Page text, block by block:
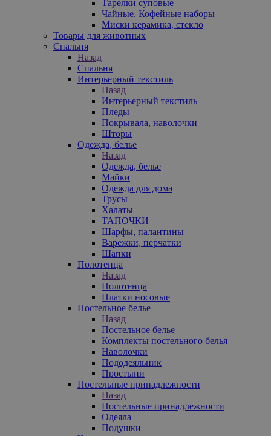
Тарелки суповые
Чайные, Кофейные наборы
Миски керамика, стекло
Товары для животных
Спальня
Назад
Спальня
Интерьерный текстиль
Назад
Интерьерный текстиль
Пледы
Покрывала, наволочки
Шторы
Одежда, белье
Назад
Одежда, белье
Майки
Одежда для дома
Трусы
Халаты
ТАПОЧКИ
Шарфы, палантины
Варежки, перчатки
Шапки
Полотенца
Назад
Полотенца
Платки носовые
Постельное белье
Назад
Постельное белье
Комплекты постельного белья
Наволочки
Пододеяльник
Простыни
Постельные принадлежности
Назад
Постельные принадлежности
Одеяла
Подушки